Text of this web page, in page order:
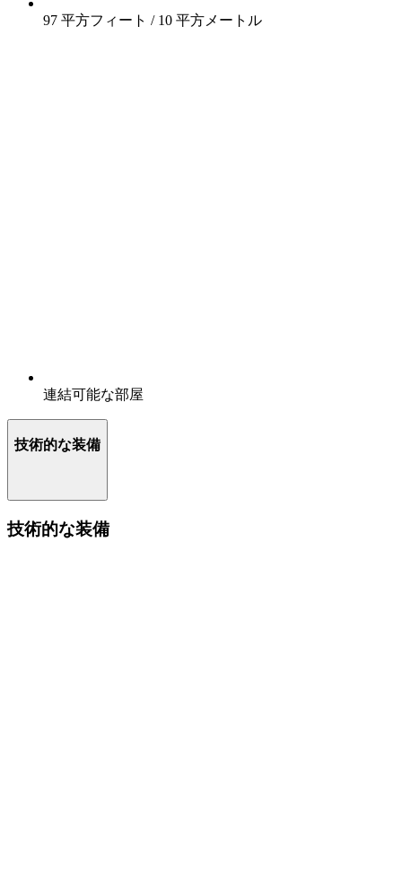
97 平方フィート / 10 平方メートル
連結可能な部屋
技術的な装備
技術的な装備